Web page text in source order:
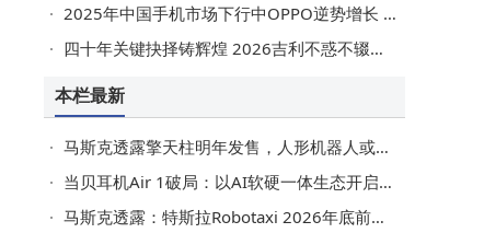
2025年中国手机市场下行中OPPO逆势增长 用户粘性品牌忠诚度双高
四十年关键抉择铸辉煌 2026吉利不惑不辍启新程共赴绿色智能未来
本栏最新
马斯克透露擎天柱明年发售，人形机器人或成未来新宠？
当贝耳机Air 1破局：以AI软硬一体生态开启智能生活新篇章
马斯克透露：特斯拉Robotaxi 2026年底前将在美构建广泛服务网络